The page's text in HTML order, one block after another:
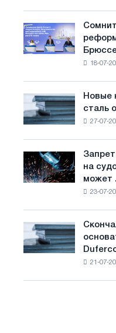
производству
низкоуглеродистой
основе
водорода
Франции
Сомнительная
реформа
ETS
отраслевые
ограничения
амбициями
по
борьбе
с
18-07-
Новые
квоты
на
конкуренцию
в
Новые
сталь
27-07-
Запрет
хуситов
на
импорт
Саудовской
на
может
23-07-
Скончался
основатель
Duferco
21-07-